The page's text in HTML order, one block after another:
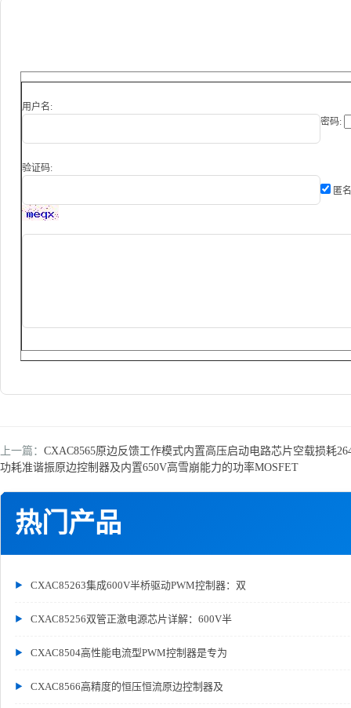
热门产品
CXAC85263集成600V半桥驱动PWM控制器：双
CXAC85256双管正激电源芯片详解：600V半
CXAC8504高性能电流型PWM控制器是专为
CXAC8566高精度的恒压恒流原边控制器及
用户名:
密码:
验证码:
匿
上一篇： CXAC8565原边反馈工作模式内置高压启动电路芯片空载损耗
功耗准谐振原边控制器及内置650V高雪崩能力的功率MOSFET